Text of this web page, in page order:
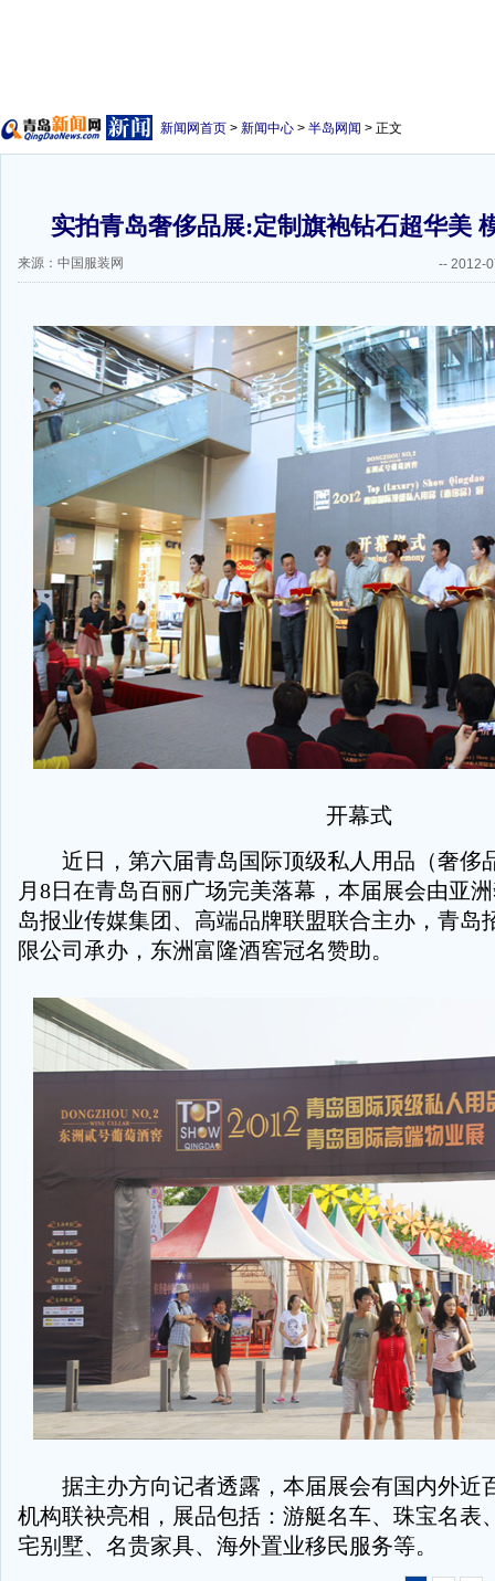
新闻网首页 > 新闻中心 > 半岛网闻 > 正文
实拍青岛奢侈品展:定制旗袍钻石超华美
来源：中国服装网 -- 2012-
开幕式
近日，第六届青岛国际顶级私人用品（奢侈
月8日在青岛百丽广场完美落幕，本届展会由亚
岛报业传媒集团、高端品牌联盟联合主办，青岛
限公司承办，东洲富隆酒窖冠名赞助。
据主办方向记者透露，本届展会有国内外近
机构联袂亮相，展品包括：游艇名车、珠宝名表
宅别墅、名贵家具、海外置业移民服务等。